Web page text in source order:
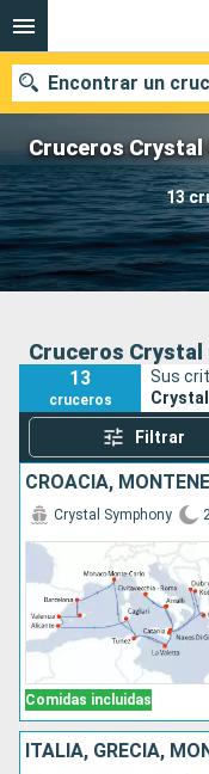
Cruceros Crystal
13
Encontrar un
Nuestros destinos
Fecha de salida
Cruceros Crystal
13
cruceros
Sus
Filtrar
Comidas incluidas
Crystal Symphony